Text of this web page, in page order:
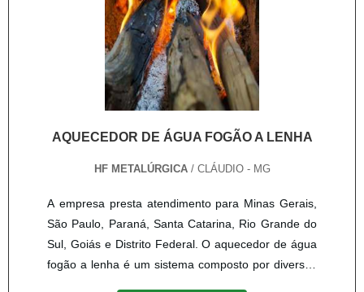
AQUECEDOR DE ÁGUA FOGÃO A LENHA
HF METALÚRGICA / CLÁUDIO - MG
A empresa presta atendimento para Minas Gerais,
São Paulo, Paraná, Santa Catarina, Rio Grande do
Sul, Goiás e Distrito Federal. O aquecedor de água
fogão a lenha é um sistema composto por diversos